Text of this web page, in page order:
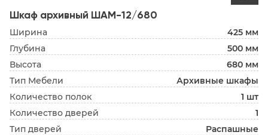
Шкаф архивный ШАМ-12/680
Ширина
425 мм
Глубина
500 мм
Высота
680 мм
Тип Мебели
Архивные шкафы
Количество полок
1 шт
Количество дверей
1
Тип дверей
Распашные